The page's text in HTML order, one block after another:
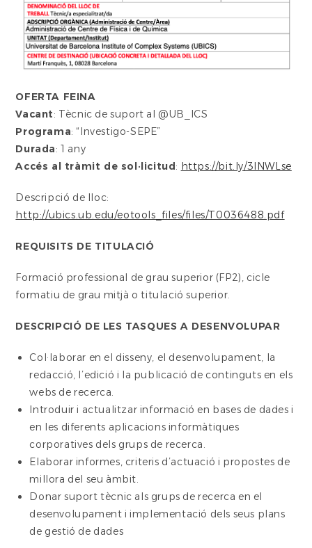
OFERTA FEINA
Vacant: Tècnic de suport al @UB_ICS
Programa: “Investigo-SEPE”
Durada: 1 any
Accés al tràmit de sol·licitud: https://bit.ly/3INWLse
Descripció de lloc:
http://ubics.ub.edu/eotools_files/files/T0036488.pdf
REQUISITS DE TITULACIÓ
Formació professional de grau superior (FP2), cicle
formatiu de grau mitjà o titulació superior.
DESCRIPCIÓ DE LES TASQUES A DESENVOLUPAR
Col·laborar en el disseny, el desenvolupament, la
redacció, l’edició i la publicació de continguts en els
webs de recerca.
Introduir i actualitzar informació en bases de dades i
en les diferents aplicacions informàtiques
corporatives dels grups de recerca.
Elaborar informes, criteris d’actuació i propostes de
millora del seu àmbit.
Donar suport tècnic als grups de recerca en el
desenvolupament i implementació dels seus plans
de gestió de dades